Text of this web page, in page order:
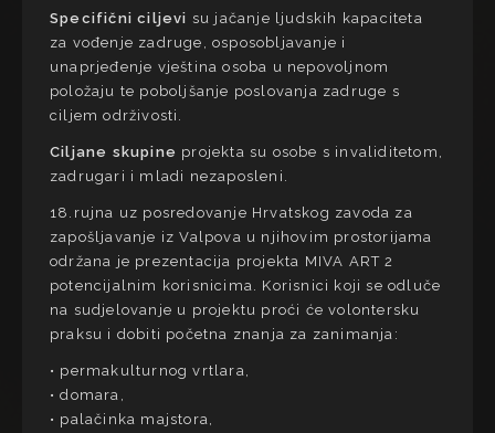
Specifični ciljevi su jačanje ljudskih kapaciteta
za vođenje zadruge, osposobljavanje i
unaprjeđenje vještina osoba u nepovoljnom
položaju te poboljšanje poslovanja zadruge s
ciljem održivosti.
Ciljane skupine projekta su osobe s invaliditetom,
zadrugari i mladi nezaposleni.
18.rujna uz posredovanje Hrvatskog zavoda za
zapošljavanje iz Valpova u njihovim prostorijama
održana je prezentacija projekta MIVA ART 2
potencijalnim korisnicima. Korisnici koji se odluče
na sudjelovanje u projektu proći će volontersku
praksu i dobiti početna znanja za zanimanja:
• permakulturnog vrtlara,
• domara,
• palačinka majstora,